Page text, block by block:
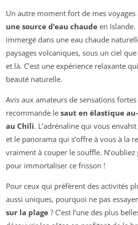
Un autre moment fort de mes voyages
une source d’eau chaude en
immergé dans une eau chaude
paysages volcaniques, sous un ciel
et là. C’est une expérience relaxante
beauté naturelle.
Avis aux amateurs de sensations fortes
recommande le saut en élastique
au Chili. L’adrénaline qui vous
et le panorama qui s’offre à vous à la
vraiment à couper le souffle. N’oubliez
pour immortaliser ce frisson !
Pour ceux qui préfèrent des activités
aussi uniques, pourquoi ne pas
sur la plage ? C’est l’une des plus